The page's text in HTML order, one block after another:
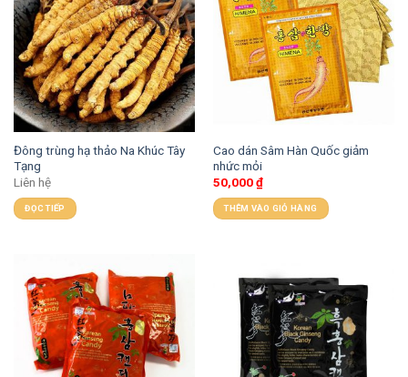
Đông trùng hạ thảo Na Khúc Tây
Tạng
Liên hệ
ĐỌC TIẾP
Cao dán Sâm Hàn Quốc giảm
nhức mỏi
50,000₫
THÊM VÀO GIỎ HÀNG